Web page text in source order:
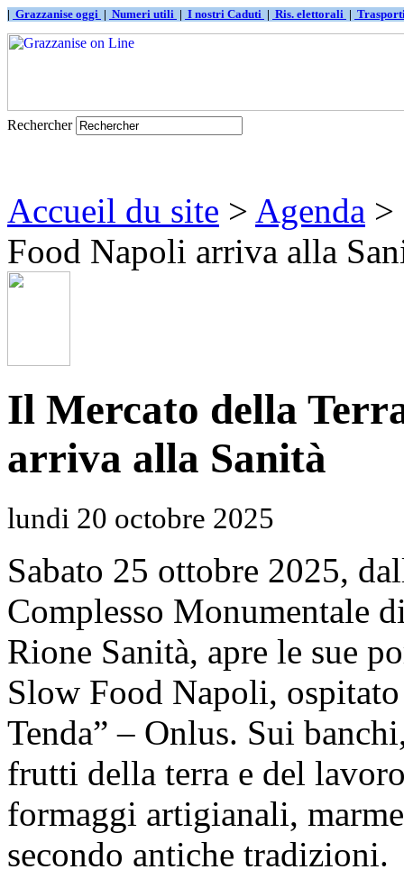
| Grazzanise oggi | Numeri utili | I nostri Caduti | Ris. elettorali |
Rechercher
Accueil du site > Agenda >
Food Napoli arriva alla
Il Mercato della
arriva alla Sanità
lundi 20 octobre 2025
Sabato 25 ottobre 2025,
Complesso Monumentale
Rione Sanità, apre le sue
Slow Food Napoli,
Tenda” – Onlus. Sui
frutti della terra e del
formaggi artigianali,
secondo antiche tradizioni.